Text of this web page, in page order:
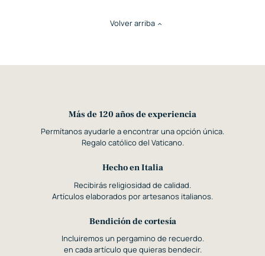
Volver arriba
Más de 120 años de experiencia
Permítanos ayudarle a encontrar una opción única.
Regalo católico del Vaticano.
Hecho en Italia
Recibirás religiosidad de calidad.
Artículos elaborados por artesanos italianos.
Bendición de cortesía
Incluiremos un pergamino de recuerdo.
en cada artículo que quieras bendecir.